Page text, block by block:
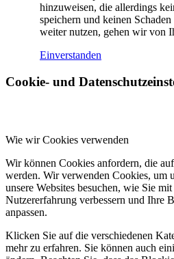
hinzuweisen, die allerdings
speichern und keinen
weiter nutzen, gehen wir von
Einverstanden
Cookie- und
Wie wir Cookies verwenden
Wir können Cookies anfordern, die
werden. Wir verwenden Cookies, um
unsere Websites besuchen, wie Sie
Nutzererfahrung verbessern und Ihre
anpassen.
Klicken Sie auf die verschiedenen
mehr zu erfahren. Sie können auch